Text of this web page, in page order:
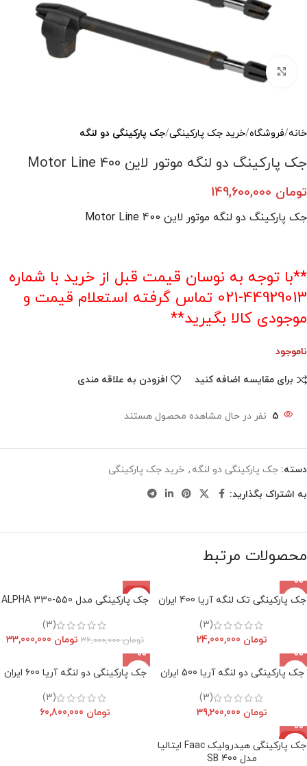
بزرگنمایی تصویر
خانه فروشگاه خرید جک‌ پارکینگی جک پارکینگی دو لنگه
جک پارکینگ دو لنگه موتور لاین Motor Line 400
تومان
جک پارکینگ دو لنگه موتور لاین Motor Line 400
**با توجه به نوسان قیمت قبل از خرید با شماره
44929013-021 تماس گرفته استعلام قیمت و
موجودی کالا بگیرید**
ناموجود
برای مقایسه اضافه کنید افزودن به علاقه مندی
5 نفر در حال مشاهده محصول هستند
دسته: جک پارکینگی دو لنگه , خرید جک‌ پارکینگی
به اشتراک بگذارید:
محصولات مرتبط
جک پارکینگی تک لنگه آریا 400 ایران
(3)
تومان
-8%
اتمام موجودی
جک پارکینگی مدل ALPHA 330-550
(3)
تومان36,000,000 تومان
جک پارکینگی دو لنگه آریا 500 ایران
(3)
تومان
جک پارکینگی دو لنگه آریا 600 ایران
(3)
تومان
حراج
جک پارکینگی هیدرولیک Faac ایتالیا
مدل 400 SB